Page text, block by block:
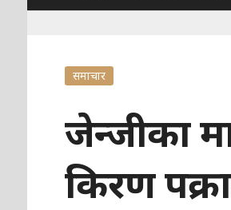
समाचार
जेन्जीका
किरण